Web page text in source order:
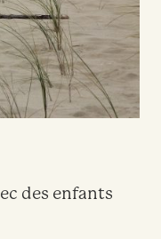
des enfants